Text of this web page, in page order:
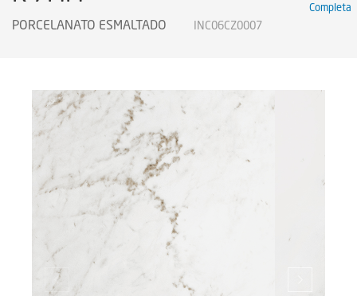
Certificados
Certificates
Legendas Técnicas
Sustainability
Sustentabilidad
Sustentabilidade
PORCELANATO ESMALTADO INC06CZ0007
Completa